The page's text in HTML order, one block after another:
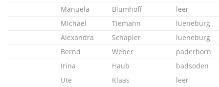
Manuela
Blumhoff
leer
Michael
Tiemann
lueneburg
Alexandra
Schapler
lueneburg
Bernd
Weber
paderborn
Irina
Haub
badsoden
Ute
Klaas
leer